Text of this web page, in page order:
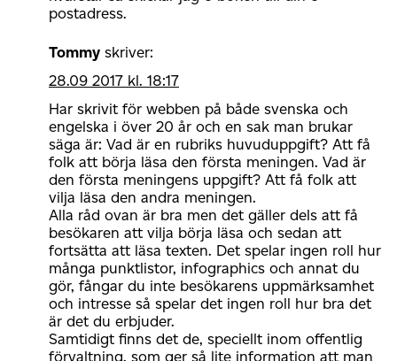
postadress.
Tommy skriver:
28.09 2017 kl. 18:17
Har skrivit för webben på både svenska och
engelska i över 20 år och en sak man brukar
säga är: Vad är en rubriks huvuduppgift? Att få
folk att börja läsa den första meningen. Vad är
den första meningens uppgift? Att få folk att
vilja läsa den andra meningen.
Alla råd ovan är bra men det gäller dels att få
besökaren att vilja börja läsa och sedan att
fortsätta att läsa texten. Det spelar ingen roll hur
många punktlistor, infographics och annat du
gör, fångar du inte besökarens uppmärksamhet
och intresse så spelar det ingen roll hur bra det
är det du erbjuder.
Samtidigt finns det de, speciellt inom offentlig
förvaltning, som ger så lite information att man